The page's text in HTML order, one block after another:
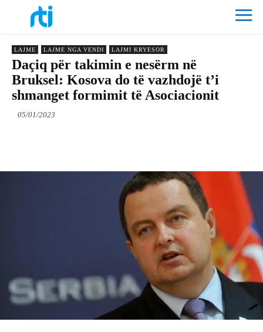
LAJME LAJME NGA VENDI LAJMI KRYESOR
Daçiq për takimin e nesërm në
Bruksel: Kosova do të vazhdojë t’i
shmanget formimit të Asociacionit
05/01/2023